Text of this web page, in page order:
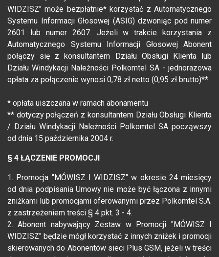
WIDZISZ" może bezpłatnie* korzystać z Automatycznego
Systemu Informacji Głosowej (ASIG) dzwoniąc pod numer
2601 lub numer 2607. Jeżeli w trakcie korzystania z
Automatycznego Systemu Informacji Głosowej Abonent
połączy się z konsultantem Działu Obsługi Klienta lub
Działu Windykacji Należności Polkomtel SA - jednorazowa
opłata za połączenie wynosi 0,78 zł netto (0,95 zł brutto)**.
* opłata uiszczana w ramach abonamentu
** dotyczy połączeń z konsultantem Działu Obsługi Klienta
/ Działu Windykacji Należności Polkomtel SA począwszy
od dnia 15 października 2004 r.
§ 4 ŁĄCZENIE PROMOCJI
1. Promocja "MÓWISZ I WIDZISZ" w okresie 24 miesięcy
od dnia podpisania Umowy nie może być łączona z innymi
zniżkami lub promocjami oferowanymi przez Polkomtel S.A.
z zastrzeżeniem treści § 4 pkt. 3 - 4.
2. Abonent nabywający Zestaw w Promocji "MÓWISZ I
WIDZISZ" będzie mógł korzystać z innych zniżek i promocji
skierowanych do Abonentów sieci Plus GSM, jeżeli w treści